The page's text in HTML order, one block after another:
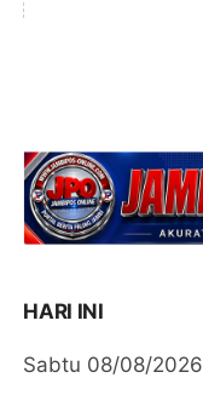
HARI INI
Sabtu 08/08/2026